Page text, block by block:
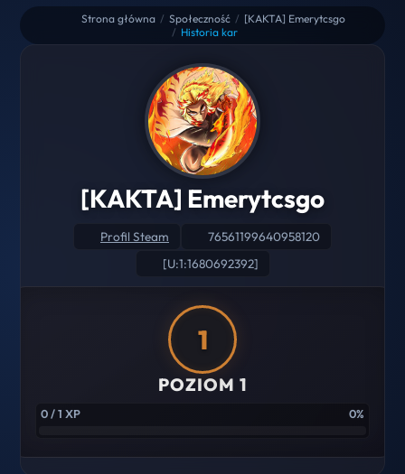
Strona główna / Społeczność / [KAKTA] Emerytcsgo
/ Historia kar
[KAKTA] Emerytcsgo
Profil Steam
76561199640958120
[U:1:1680692392]
1
POZIOM 1
0 / 1 XP 0%